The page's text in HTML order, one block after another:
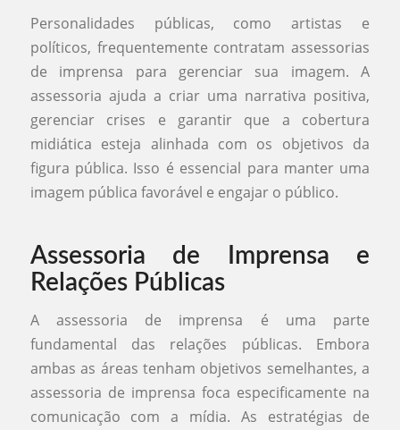
Personalidades públicas, como artistas e
políticos, frequentemente contratam assessorias
de imprensa para gerenciar sua imagem. A
assessoria ajuda a criar uma narrativa positiva,
gerenciar crises e garantir que a cobertura
midiática esteja alinhada com os objetivos da
figura pública. Isso é essencial para manter uma
imagem pública favorável e engajar o público.
Assessoria de Imprensa e
Relações Públicas
A assessoria de imprensa é uma parte
fundamental das relações públicas. Embora
ambas as áreas tenham objetivos semelhantes, a
assessoria de imprensa foca especificamente na
comunicação com a mídia. As estratégias de